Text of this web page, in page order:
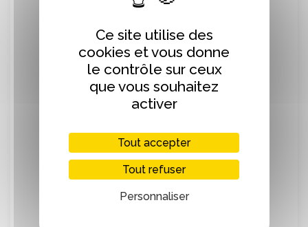
préparation.
L’emballage quant à lui, vient d’une
entreprise locale.
Leur alimentation est soigneusement
choisie, naturelle et simple :
- De la riche herbe de Normandie
- Du bon foin de qualité
luzerne, maïs aplati, orge ...
Ce site utilise des
cookies et vous donne
le contrôle sur ceux
que vous souhaitez
activer
Tout accepter
Tout refuser
Personnaliser